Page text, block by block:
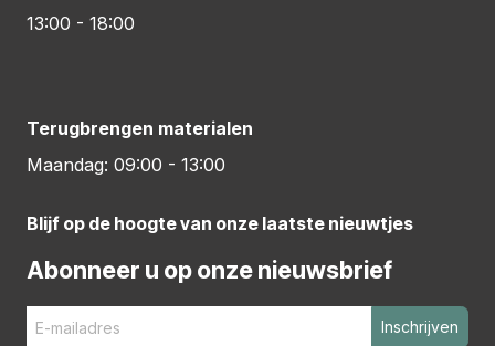
13:00 - 18:00
Terugbrengen materialen
Maandag: 09:00 - 13:00
Blijf op de hoogte van onze laatste nieuwtjes
Abonneer u op onze nieuwsbrief
Inschrijven